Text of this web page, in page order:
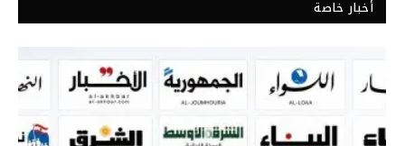
أخبار خاصة